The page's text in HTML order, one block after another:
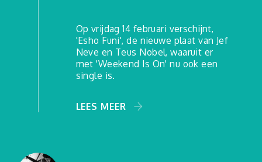
Op vrijdag 14 februari verschijnt,
'Esho Funi', de nieuwe plaat van Jef
Neve en Teus Nobel, waaruit er
met 'Weekend Is On' nu ook een
single is.
LEES MEER